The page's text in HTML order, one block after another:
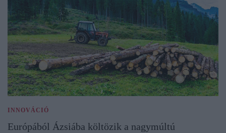
INNOVÁCIÓ
Európából Ázsiába költözik a nagymúltú